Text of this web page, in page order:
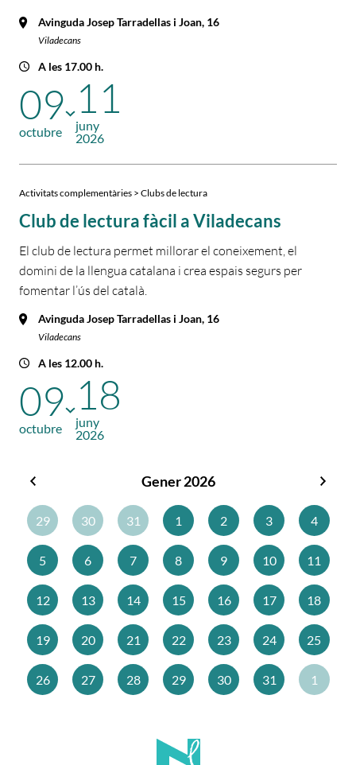
Avinguda Josep Tarradellas i Joan, 16
Viladecans
A les 17.00 h.
09
octubre
11
juny
2026
Activitats complementàries > Clubs de lectura
Club de lectura fàcil a Viladecans
El club de lectura permet millorar el coneixement, el
domini de la llengua catalana i crea espais segurs per
fomentar l’ús del català.
Avinguda Josep Tarradellas i Joan, 16
Viladecans
A les 12.00 h.
09
octubre
18
juny
2026
Gener 2026
29
30 31 1 2 3 4
5 6 7 8 9 10 11
12 13 14 15 16 17 18
19 20 21 22 23 24 25
26 27 28 29 30 31 1